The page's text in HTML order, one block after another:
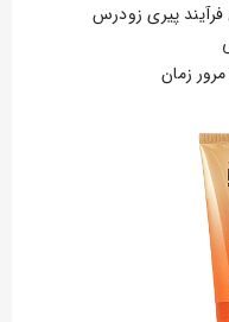
پیری زودرس
زمان